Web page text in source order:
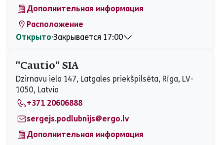
Дополнительная информация
Расположение
Открыто⋅Закрывается 17:00
Вторник
Среда
08:30 - 17:00
Четверг
08:30 - 17:00
Пятница
Суббота
Закрыто
Воскресенье
Закрыто
"Cautio" SIA
Dzirnavu iela 147, Latgales priekšpilsēta, Rīga, LV-
1050, Latvia
+371 20606888
sergejs.podlubnijs@ergo.lv
Дополнительная информация